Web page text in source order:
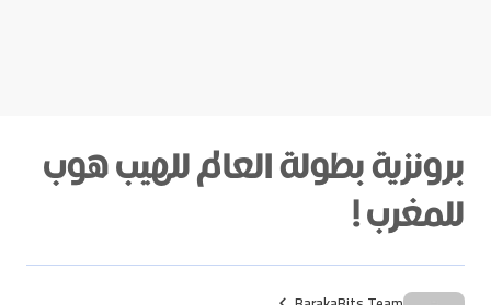
برونزية بطولة العالم للهيب هوب
للمغرب !